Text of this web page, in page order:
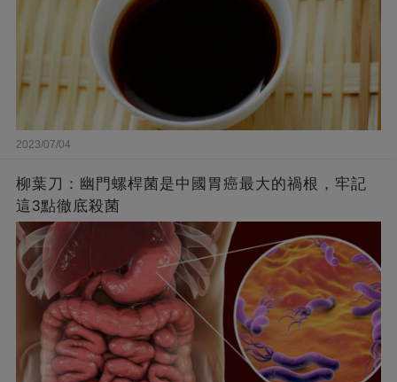
2023/07/04
柳葉刀：幽門螺桿菌是中國胃癌最大的禍根，牢記
這3點徹底殺菌